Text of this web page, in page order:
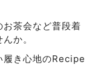
茶会など普段着
か。
履き心地のRecipe